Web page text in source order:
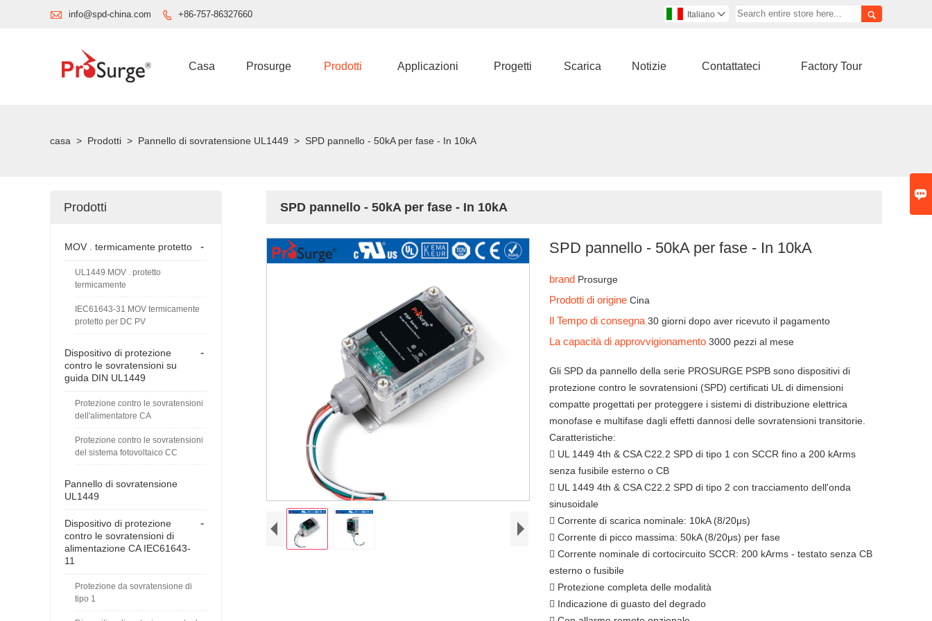

 info@spd-china.com  +86-757-86327660 
Italiano 
Casa Prosurge Prodotti Applicazioni Progetti Scarica Notizie Contattateci Factory Tour
casa > Prodotti > Pannello di sovratensione UL1449 > SPD pannello - 50kA per fase - In 10kA
SPD pannello - 50kA per fase - In 10kA
SPD pannello - 50kA per fase - In 10kA
brand Prosurge
Prodotti di origineCina
Il Tempo di consegna30 giorni dopo aver ricevuto il pagamento
La capacità di approvvigionamento3000 pezzi al mese
Gli SPD da pannello della serie PROSURGE PSPB sono dispositivi di
protezione contro le sovratensioni (SPD) certificati UL di dimensioni
compatte progettati per proteggere i sistemi di distribuzione elettrica
monofase e multifase dagli effetti dannosi delle sovratensioni transitorie.
Caratteristiche:
 UL 1449 4th & CSA C22.2 SPD di tipo 1 con SCCR fino a 200 kArms
senza fusibile esterno o CB
 UL 1449 4th & CSA C22.2 SPD di tipo 2 con tracciamento dell'onda
sinusoidale
 Corrente di scarica nominale: 10kA (8/20μs)
 Corrente di picco massima: 50kA (8/20μs) per fase
 Corrente nominale di cortocircuito SCCR: 200 kArms - testato senza CB
esterno o fusibile
 Protezione completa delle modalità
 Indicazione di guasto del degrado
Prodotti
-
MOV . termicamente protetto
UL1449 MOV . protetto
termicamente
IEC61643-31 MOV termicamente
protetto per DC PV
-
Dispositivo di protezione
contro le sovratensioni su
guida DIN UL1449
Protezione contro le sovratensioni
dell'alimentatore CA
Protezione contro le sovratensioni
del sistema fotovoltaico CC
Pannello di sovratensione
UL1449
-
Dispositivo di protezione
contro le sovratensioni di
alimentazione CA IEC61643-
11
Protezione da sovratensione di
tipo 1